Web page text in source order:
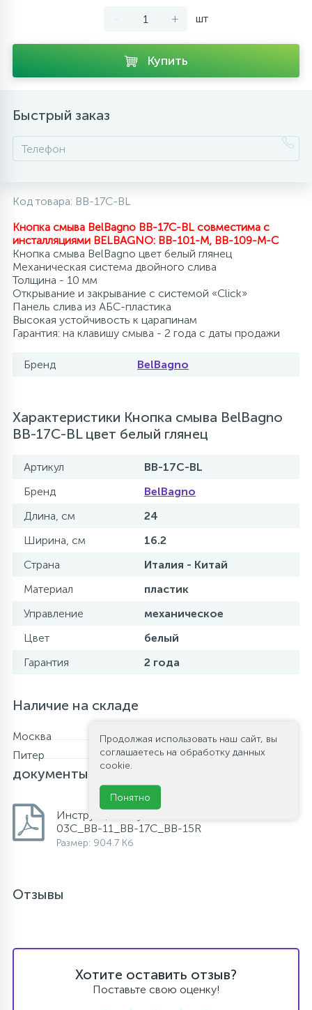
Напольные смесители
- + шт
Купить
Быстрый заказ
Код товара: BB-17C-BL
Кнопка смыва BelBagno BB-17C-BL совместима с
инсталляциями BELBAGNO: BB-101-M, BB-109-M-C
Кнопка смыва BelBagno цвет белый глянец
Механическая система двойного слива
Толщина - 10 мм
Открывание и закрывание с системой «Click»
Панель слива из АБС-пластика
Высокая устойчивость к царапинам
Гарантия: на клавишу смыва - 2 года с даты продажи
Бренд BelBagno
Характеристики Кнопка смыва BelBagno
BB-17C-BL цвет белый глянец
Артикул
BB-17C-BL
Бренд
BelBagno
Длина, см
24
Ширина, см
16.2
Страна
Италия - Китай
Материал
пластик
Управление
механическое
Цвет
белый
Гарантия
2 года
Наличие на складе
Москва
В наличии
Питер
В наличииФайлы и
документы
Инструкция по установке кнопок смыва BB-
03С_BB-11_BB-17C_BB-15R
Размер: 904.7 Кб
Отзывы
Хотите оставить отзыв?
Поставьте свою оценку!
Продолжая использовать наш сайт, вы
соглашаетесь на обработку данных
cookie.
Понятно